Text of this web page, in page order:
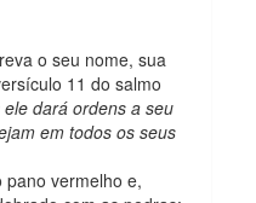
o seu nome, sua
11 do salmo
dará ordens a seu
em todos os seus
pano vermelho e,